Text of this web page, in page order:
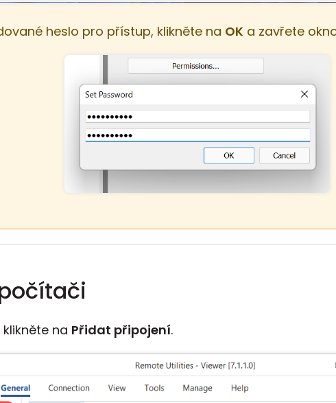
heslo pro přístup, klikněte na OK a zavřete
na Přidat připojení.